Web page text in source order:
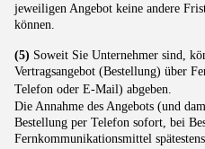
jeweiligen Angebot keine andere
können.
(5) Soweit Sie Unternehmer sind,
Vertragsangebot (Bestellung) über
Telefon oder E-Mail) abgeben.
Die Annahme des Angebots (und
Bestellung per Telefon sofort, bei
Fernkommunikationsmittel